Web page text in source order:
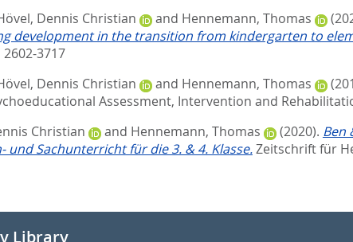
Dennis Christian and Hennemann, Thomas
development in the transition from kindergarten to
3717
Dennis Christian and Hennemann, Thomas
Assessment, Intervention and
Christian and Hennemann, Thomas (2020). Ben
und Sachunterricht für die 3. & 4. Klasse.Zeitschrift für
Library